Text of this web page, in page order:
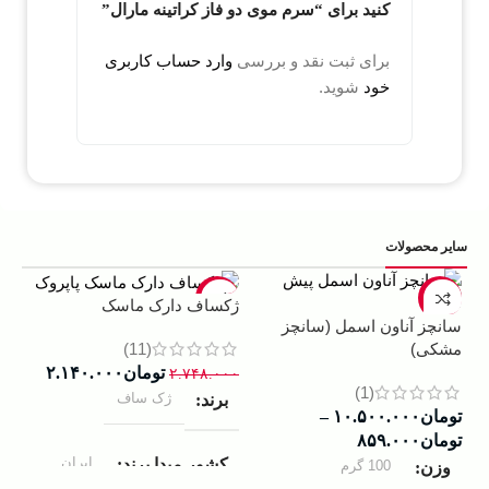
کنید برای “سرم موی دو فاز کراتینه مارال”
برای ثبت نقد و بررسی وارد حساب کاربری
خود شوید.
سایر محصولات
-13%
سانچز آناون اسمل (سانچز
مشکی)
(1)
تومان ۱۰.۵۰۰.۰۰۰ –
تومان ۸۵۹.۰۰۰
وزن
100 گرم
-22%
ژکساف دارک ماسک
(11)
۲.۷۴۸.۰۰۰ تومان ۲.۱۴۰.۰۰۰
برند
ژک ساف
کشور مبدا برند ایران